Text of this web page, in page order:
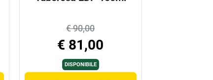
€ 90,00
€ 81,00
DISPONIBILE